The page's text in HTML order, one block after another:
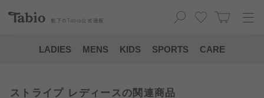
靴下の Tabio 公式通販
LADIES MENS KIDS SPORTS CARE
ストライプ レディースの関連商品